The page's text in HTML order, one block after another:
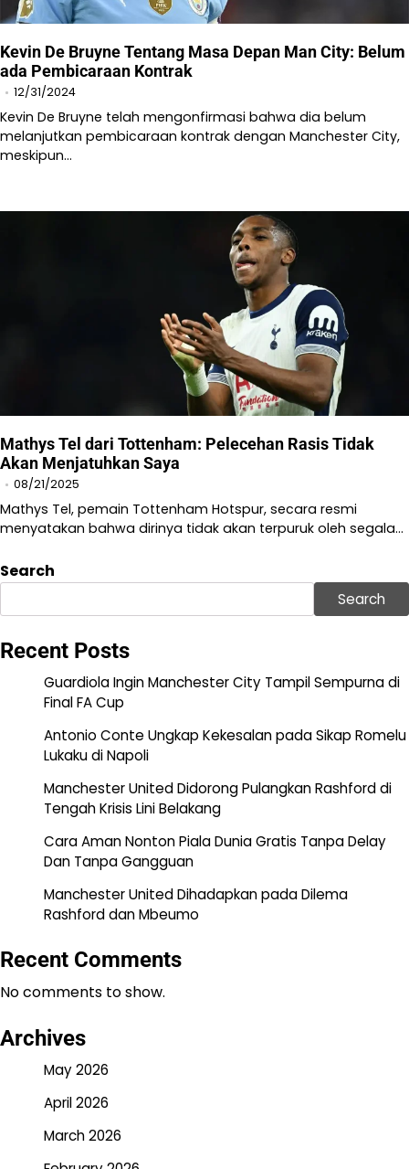
Kevin De Bruyne Tentang Masa Depan Man City: Belum
ada Pembicaraan Kontrak
12/31/2024
Kevin De Bruyne telah mengonfirmasi bahwa dia belum
melanjutkan pembicaraan kontrak dengan Manchester City,
meskipun…
Mathys Tel dari Tottenham: Pelecehan Rasis Tidak
Akan Menjatuhkan Saya
08/21/2025
Mathys Tel, pemain Tottenham Hotspur, secara resmi
menyatakan bahwa dirinya tidak akan terpuruk oleh segala…
Search
Search
Recent Posts
Guardiola Ingin Manchester City Tampil Sempurna di
Final FA Cup
Antonio Conte Ungkap Kekesalan pada Sikap Romelu
Lukaku di Napoli
Manchester United Didorong Pulangkan Rashford di
Tengah Krisis Lini Belakang
Cara Aman Nonton Piala Dunia Gratis Tanpa Delay
Dan Tanpa Gangguan
Manchester United Dihadapkan pada Dilema
Rashford dan Mbeumo
Recent Comments
No comments to show.
Archives
May 2026
April 2026
March 2026